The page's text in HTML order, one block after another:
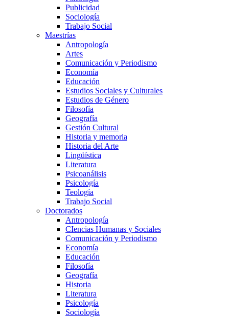
Publicidad
Sociología
Trabajo Social
Maestrías
Antropología
Artes
Comunicación y Periodismo
Economía
Educación
Estudios Sociales y Culturales
Estudios de Género
Filosofía
Geografía
Gestión Cultural
Historia y memoria
Historia del Arte
Lingüística
Literatura
Psicoanálisis
Psicología
Teología
Trabajo Social
Doctorados
Antropología
CIencias Humanas y Sociales
Comunicación y Periodismo
Economía
Educación
Filosofía
Geografía
Historia
Literatura
Psicología
Sociología